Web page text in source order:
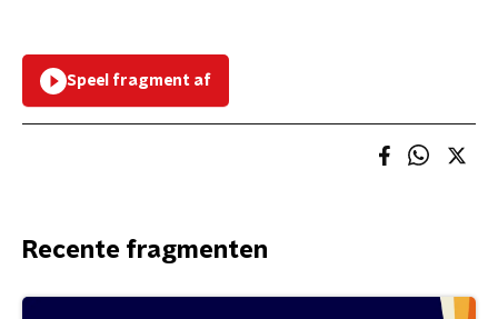
Speel fragment af
Recente fragmenten